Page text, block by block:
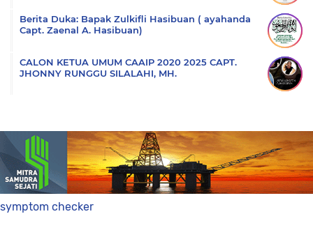
Berita Duka: Bapak Zulkifli Hasibuan ( ayahanda
Capt. Zaenal A. Hasibuan)
CALON KETUA UMUM CAAIP 2020 2025 CAPT.
JHONNY RUNGGU SILALAHI, MH.
symptom checker